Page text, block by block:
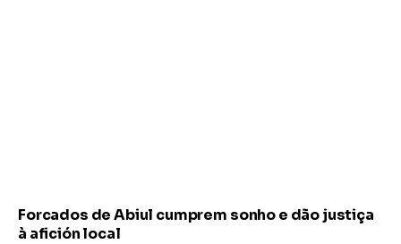
Forcados de Abiul cumprem sonho e dão justiça
à afición local